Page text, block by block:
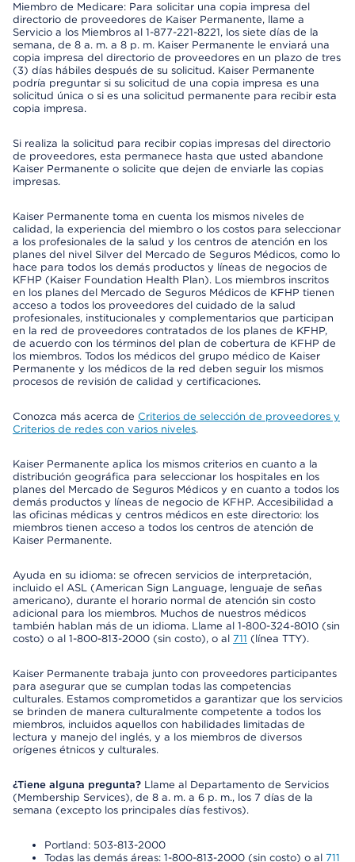
Miembro de Medicare: Para solicitar una copia impresa del
directorio de proveedores de Kaiser Permanente, llame a
Servicio a los Miembros al 1-877-221-8221, los siete días de la
semana, de 8 a. m. a 8 p. m. Kaiser Permanente le enviará una
copia impresa del directorio de proveedores en un plazo de tres
(3) días hábiles después de su solicitud. Kaiser Permanente
podría preguntar si su solicitud de una copia impresa es una
solicitud única o si es una solicitud permanente para recibir esta
copia impresa.
Si realiza la solicitud para recibir copias impresas del directorio
de proveedores, esta permanece hasta que usted abandone
Kaiser Permanente o solicite que dejen de enviarle las copias
impresas.
Kaiser Permanente toma en cuenta los mismos niveles de
calidad, la experiencia del miembro o los costos para seleccionar
a los profesionales de la salud y los centros de atención en los
planes del nivel Silver del Mercado de Seguros Médicos, como lo
hace para todos los demás productos y líneas de negocios de
KFHP (Kaiser Foundation Health Plan). Los miembros inscritos
en los planes del Mercado de Seguros Médicos de KFHP tienen
acceso a todos los proveedores del cuidado de la salud
profesionales, institucionales y complementarios que participan
en la red de proveedores contratados de los planes de KFHP,
de acuerdo con los términos del plan de cobertura de KFHP de
los miembros. Todos los médicos del grupo médico de Kaiser
Permanente y los médicos de la red deben seguir los mismos
procesos de revisión de calidad y certificaciones.
Conozca más acerca de Criterios de selección de proveedores y
Criterios de redes con varios niveles.
Kaiser Permanente aplica los mismos criterios en cuanto a la
distribución geográfica para seleccionar los hospitales en los
planes del Mercado de Seguros Médicos y en cuanto a todos los
demás productos y líneas de negocio de KFHP. Accesibilidad a
las oficinas médicas y centros médicos en este directorio: los
miembros tienen acceso a todos los centros de atención de
Kaiser Permanente.
Ayuda en su idioma: se ofrecen servicios de interpretación,
incluido el ASL (American Sign Language, lenguaje de señas
americano), durante el horario normal de atención sin costo
adicional para los miembros. Muchos de nuestros médicos
también hablan más de un idioma. Llame al 1-800-324-8010 (sin
costo) o al 1-800-813-2000 (sin costo), o al 711 (línea TTY).
Kaiser Permanente trabaja junto con proveedores participantes
para asegurar que se cumplan todas las competencias
culturales. Estamos comprometidos a garantizar que los servicios
se brinden de manera culturalmente competente a todos los
miembros, incluidos aquellos con habilidades limitadas de
lectura y manejo del inglés, y a los miembros de diversos
orígenes étnicos y culturales.
¿Tiene alguna pregunta? Llame al Departamento de Servicios
(Membership Services), de 8 a. m. a 6 p. m., los 7 días de la
semana (excepto los principales días festivos).
Portland: 503-813-2000
Todas las demás áreas: 1-800-813-2000 (sin costo) o al 711